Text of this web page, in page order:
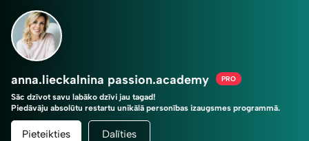
anna.lieckalnina passion.academy PRO
Sāc dzīvot savu labāko dzīvi jau tagad!
Piedāvāju absolūtu restartu unikālā personības izaugsmes programmā.
Tu esi savas dzīves režisors!
Pieteikties Dalīties